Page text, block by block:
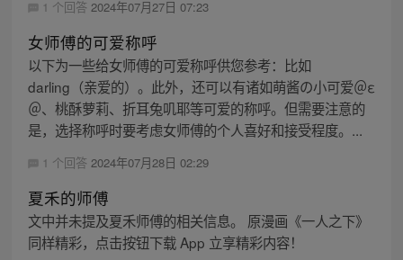
1 个回答 2024年07月27日 07:23
女师傅的可爱称呼
以下为一些给女师傅的可爱称呼供您参考：比如
darling（亲爱的）。此外，还可以有诸如萌酱の小可爱＠ε
＠、桃酥萝莉、折耳兔叽耶等可爱的称呼。但需要注意的
是，选择称呼时要考虑女师傅的个人喜好和接受程度。...
1 个回答 2024年07月28日 02:29
夏禾的师傅
文中并未提及夏禾师傅的相关信息。 原漫画《一人之下》
同样精彩，点击按钮下载 App 立享精彩内容！